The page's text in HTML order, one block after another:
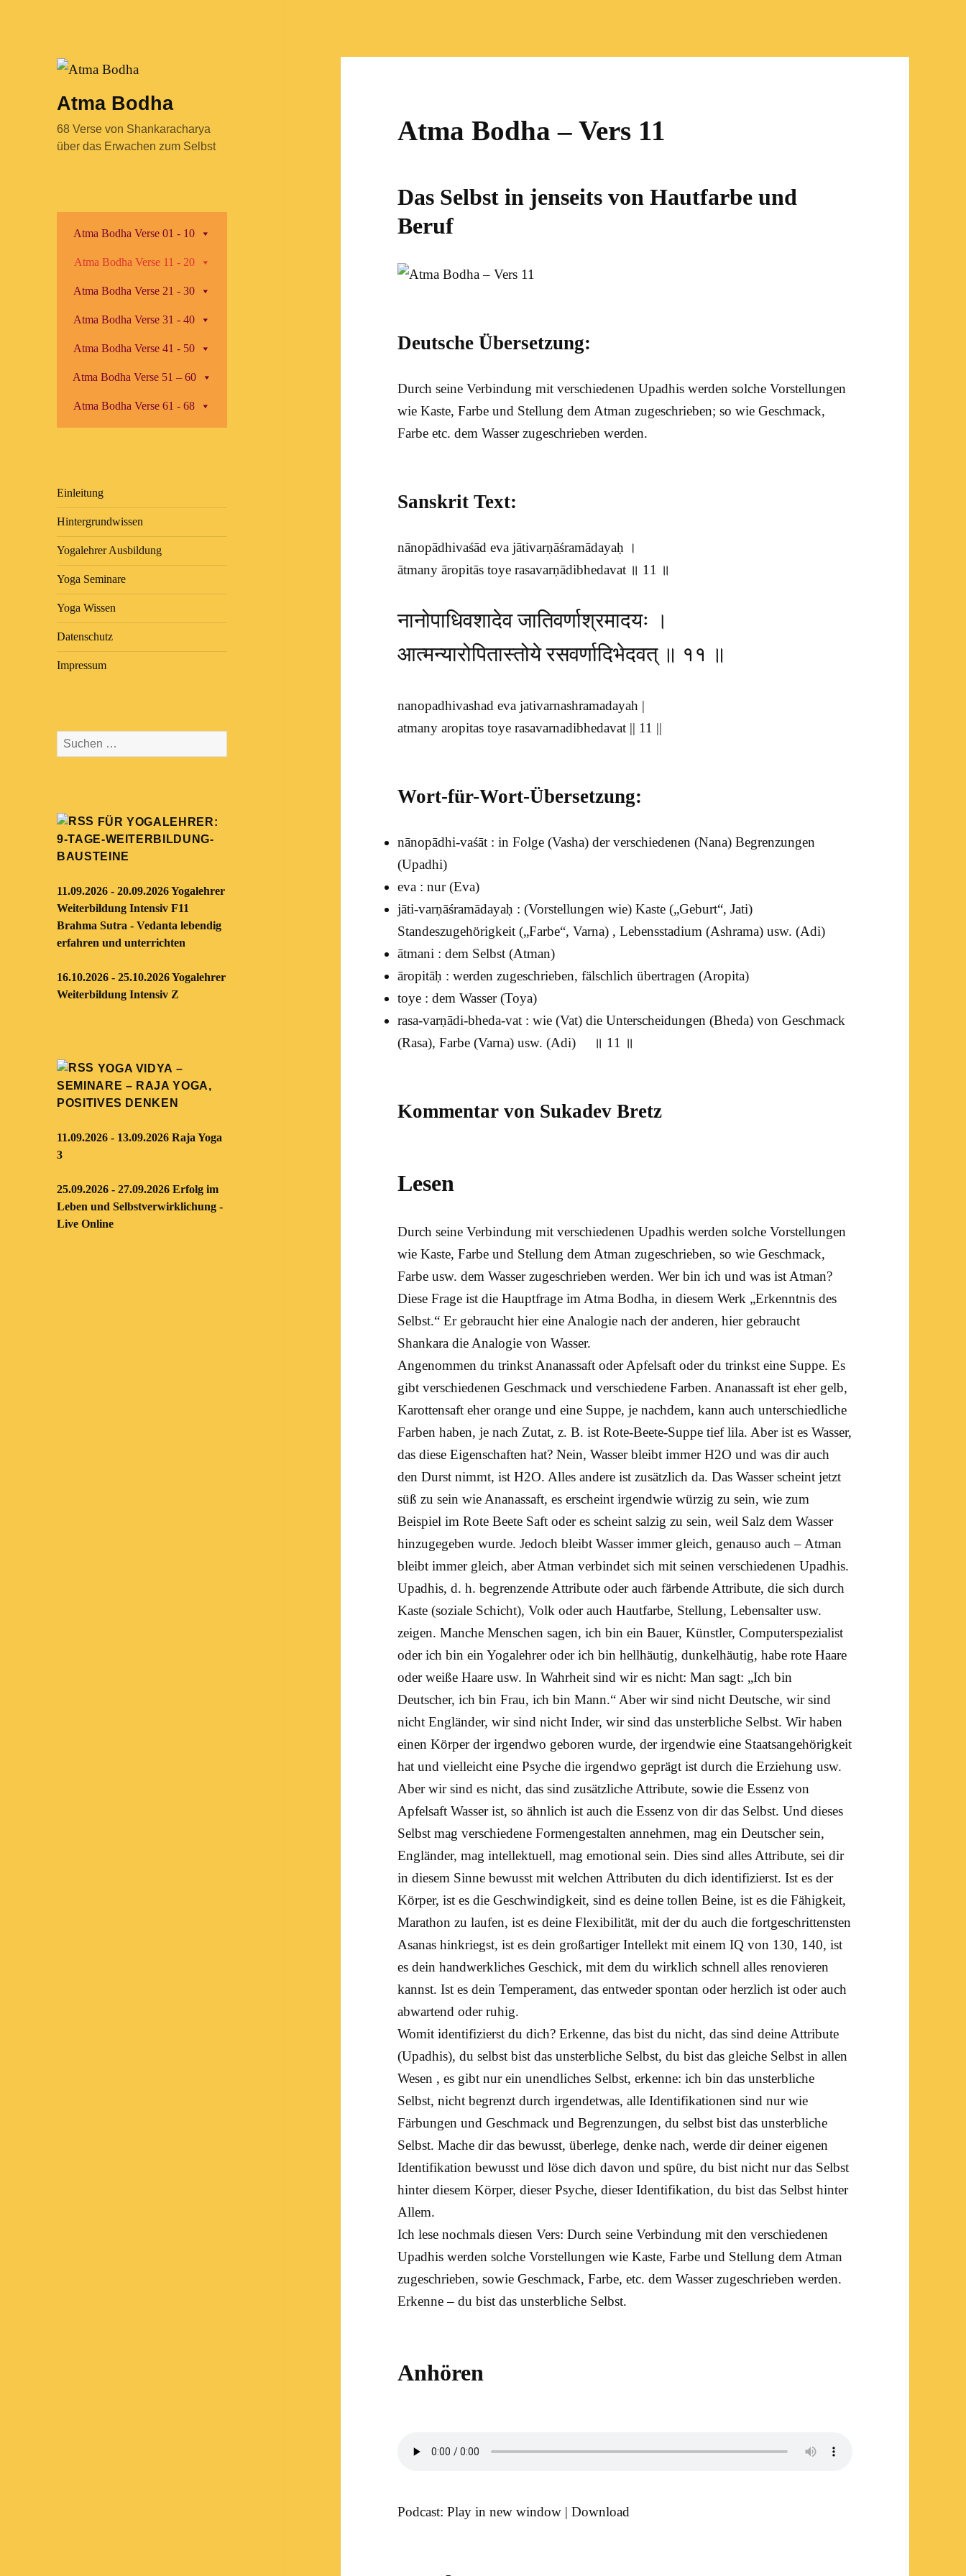
Atma Bodha
68 Verse von Shankaracharya
über das Erwachen zum Selbst
Atma Bodha Verse 01 - 10
Atma Bodha Verse 11 - 20
Atma Bodha Verse 21 - 30
Atma Bodha Verse 31 - 40
Atma Bodha Verse 41 - 50
Atma Bodha Verse 51 – 60
Atma Bodha Verse 61 - 68
Einleitung
Hintergrundwissen
Yogalehrer Ausbildung
Yoga Seminare
Yoga Wissen
Datenschutz
Impressum
Suchen
nach:
FÜR YOGALEHRER:
9-TAGE-WEITERBILDUNG-
BAUSTEINE
11.09.2026 - 20.09.2026 Yogalehrer
Weiterbildung Intensiv F11
Brahma Sutra - Vedanta lebendig
erfahren und unterrichten
16.10.2026 - 25.10.2026 Yogalehrer
Weiterbildung Intensiv Z
YOGA VIDYA –
SEMINARE – RAJA YOGA,
POSITIVES DENKEN
11.09.2026 - 13.09.2026 Raja Yoga
3
25.09.2026 - 27.09.2026 Erfolg im
Leben und Selbstverwirklichung -
Live Online
Atma Bodha – Vers 11
Das Selbst in jenseits von Hautfarbe und
Beruf
Deutsche Übersetzung:
Durch seine Verbindung mit verschiedenen Upadhis werden solche Vorstellungen
wie Kaste, Farbe und Stellung dem Atman zugeschrieben; so wie Geschmack,
Farbe etc. dem Wasser zugeschrieben werden.
Sanskrit Text:
nānopādhivaśād eva jātivarṇāśramādayaḥ ।
ātmany āropitās toye rasavarṇādibhedavat ॥ 11 ॥
नानोपाधिवशादेव जातिवर्णाश्रमादयः ।
आत्मन्यारोपितास्तोये रसवर्णादिभेदवत् ॥ ११ ॥
nanopadhivashad eva jativarnashramadayah |
atmany aropitas toye rasavarnadibhedavat || 11 ||
Wort-für-Wort-Übersetzung:
nānopādhi-vaśāt : in Folge (Vasha) der verschiedenen (Nana) Begrenzungen
(Upadhi)
eva : nur (Eva)
jāti-varṇāśramādayaḥ : (Vorstellungen wie) Kaste („Geburt“,Jati)
Standeszugehörigkeit („Farbe“,Varna) , Lebensstadium (Ashrama) usw. (Adi)
ātmani : dem Selbst (Atman)
āropitāḥ : werden zugeschrieben, fälschlich übertragen (Aropita)
toye : dem Wasser (Toya)
rasa-varṇādi-bheda-vat : wie (Vat) die Unterscheidungen (Bheda) von Geschmack
(Rasa), Farbe (Varna) usw. (Adi) ॥ 11 ॥
Kommentar von Sukadev Bretz
Lesen
Durch seine Verbindung mit verschiedenenUpadhis werden solche Vorstellungen
wie Kaste, Farbe und Stellung dem Atman zugeschrieben, so wie Geschmack,
Farbe usw. dem Wasser zugeschrieben werden.Wer bin ich und was ist Atman?
Diese Frage ist die Hauptfrage im Atma Bodha, in diesem Werk „Erkenntnis des
Selbst.“ Er gebraucht hier eine Analogie nach der anderen, hier gebraucht
Shankara die Analogie von Wasser.
Angenommen du trinkst Ananassaft oder Apfelsaft oder du trinkst eine Suppe. Es
gibt verschiedenen Geschmack und verschiedene Farben. Ananassaft ist eher gelb,
Karottensaft eher orange und eine Suppe, je nachdem, kann auch unterschiedliche
Farben haben, je nach Zutat, z. B. ist Rote-Beete-Suppe tief lila. Aber ist es Wasser,
das diese Eigenschaften hat? Nein, Wasser bleibt immer H2O und was dir auch
den Durst nimmt, ist H2O. Alles andere ist zusätzlich da. Das Wasser scheint jetzt
süß zu sein wie Ananassaft, es erscheint irgendwie würzig zu sein, wie zum
Beispiel im Rote Beete Saft oder es scheint salzig zu sein, weil Salz dem Wasser
hinzugegeben wurde. Jedoch bleibt Wasser immer gleich, genauso auch – Atman
bleibt immer gleich, aber Atman verbindet sich mit seinen verschiedenen Upadhis.
Upadhis, d. h. begrenzende Attribute oder auch färbende Attribute, die sich durch
Kaste (soziale Schicht), Volk oder auch Hautfarbe, Stellung, Lebensalter usw.
zeigen. Manche Menschen sagen, ich bin ein Bauer, Künstler, Computerspezialist
oder ich bin einYogalehreroder ich bin hellhäutig, dunkelhäutig, habe rote Haare
oder weiße Haare usw. In Wahrheit sind wir es nicht: Man sagt: „Ich bin
Deutscher, ich bin Frau, ich bin Mann.“ Aber wir sind nicht Deutsche, wir sind
nicht Engländer, wir sind nicht Inder, wir sind das unsterbliche Selbst. Wir haben
einen Körper der irgendwo geboren wurde, der irgendwie eine Staatsangehörigkeit
hat und vielleicht einePsyche die irgendwo geprägt ist durch die Erziehung usw.
Aber wir sind es nicht, das sind zusätzliche Attribute, sowie die Essenz von
Apfelsaft Wasser ist, so ähnlich ist auch die Essenz von dir das Selbst. Und dieses
Selbst mag verschiedene Formengestalten annehmen, mag ein Deutscher sein,
Engländer, mag intellektuell, mag emotional sein. Dies sind alles Attribute, sei dir
in diesem Sinne bewusst mit welchen Attributen du dich identifizierst. Ist es der
Körper, ist es die Geschwindigkeit, sind es deine tollen Beine, ist es die Fähigkeit,
Marathon zu laufen, ist es deine Flexibilität, mit der du auch die fortgeschrittensten
Asanas hinkriegst, ist es dein großartiger Intellekt mit einem IQ von 130, 140, ist
es dein handwerkliches Geschick, mit dem du wirklich schnell alles renovieren
kannst. Ist es dein Temperament, das entweder spontan oder herzlich ist oder auch
abwartend oder ruhig.
Womit identifizierst du dich? Erkenne, das bist du nicht, das sind deine Attribute
(Upadhis), du selbst bist das unsterbliche Selbst, du bist das gleiche Selbst in allen
Wesen , es gibt nur ein unendliches Selbst, erkenne: ich bin das unsterbliche
Selbst, nicht begrenzt durch irgendetwas, alle Identifikationen sind nur wie
Färbungen und Geschmack und Begrenzungen, du selbst bist das unsterbliche
Selbst. Mache dir das bewusst, überlege, denke nach, werde dir deiner eigenen
Identifikation bewusst und löse dich davon und spüre, du bist nicht nur das Selbst
hinter diesem Körper, dieser Psyche, dieser Identifikation, du bist das Selbst hinter
Allem.
Ich lese nochmals diesen Vers: Durch seine Verbindung mit den verschiedenen
Upadhis werden solche Vorstellungen wie Kaste, Farbe und Stellung dem Atman
zugeschrieben, sowie Geschmack, Farbe, etc. dem Wasser zugeschrieben werden.
Erkenne – du bist das unsterbliche Selbst.
Anhören
Podcast:Play in new window |Download